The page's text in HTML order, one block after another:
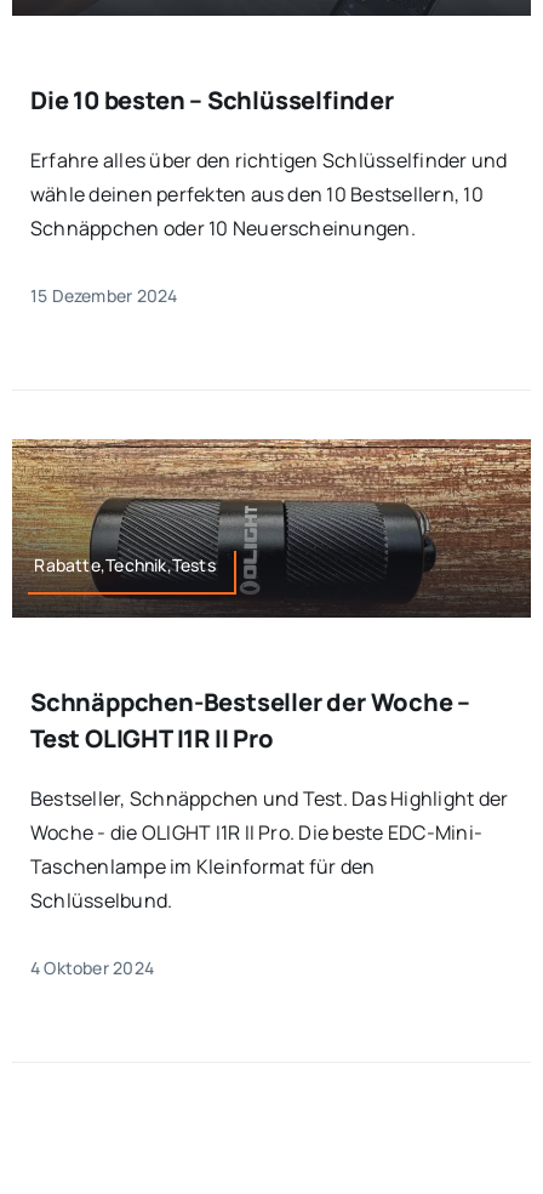
Die 10 besten – Schlüsselfinder
Erfahre alles über den richtigen Schlüsselfinder und
wähle deinen perfekten aus den 10 Bestsellern, 10
Schnäppchen oder 10 Neuerscheinungen.
15 Dezember 2024
Rabatte,Technik,Tests
Schnäppchen-Bestseller der Woche –
Test OLIGHT I1R II Pro
Bestseller, Schnäppchen und Test. Das Highlight der
Woche - die OLIGHT I1R II Pro. Die beste EDC-Mini-
Taschenlampe im Kleinformat für den
Schlüsselbund.
4 Oktober 2024